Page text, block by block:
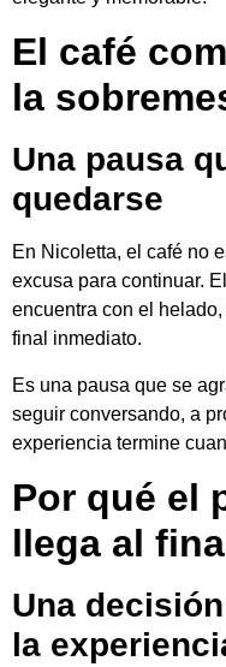
El café
la
Una pausa
quedarse
En Nicoletta, el café no
excusa para continuar. El
encuentra con el
final inmediato.
Es una pausa que se
seguir conversando, a
experiencia termine
Por qué el
llega al
Una
la